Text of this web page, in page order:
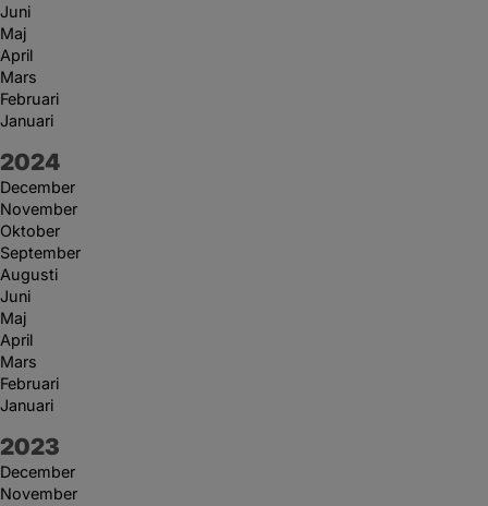
Juni
Maj
April
Mars
Februari
Januari
År:
2024
December
November
Oktober
September
Augusti
Juni
Maj
April
Mars
Februari
Januari
År:
2023
December
November